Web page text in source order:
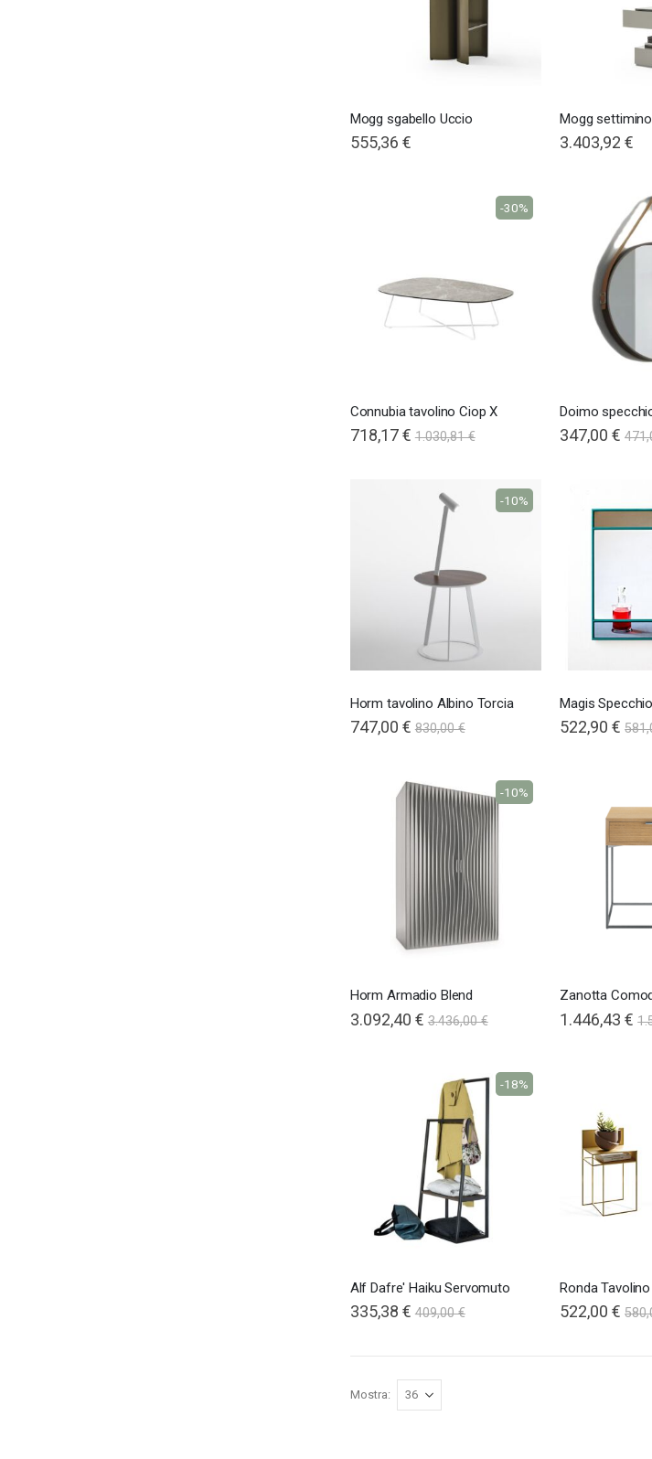
Mogg sgabello Uccio
555,36 €
Mogg
3.403,92 €
Connubia tavolino Ciop X
718,17 € 1.030,81 €
-30%
Doimo
347,00 €
Horm tavolino Albino Torcia
747,00 € 830,00 €
-10%
Special
Price
522,90 €
Horm Armadio Blend
3.092,40 € 3.436,00 €
-10%
Zanotta
1.446,43 €
Alf Dafre' Haiku Servomuto
335,38 € 409,00 €
-18%
Ronda
522,00 €
Mostra